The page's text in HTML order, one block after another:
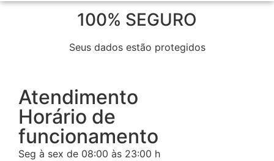
100% SEGURO
Seus dados estão protegidos
Atendimento
Horário de
funcionamento
Seg à sex de 08:00 às 23:00 h